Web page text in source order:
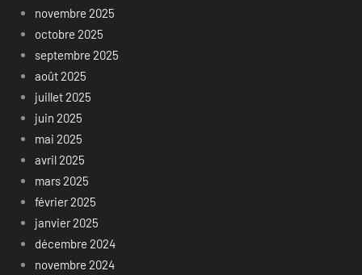
novembre 2025
octobre 2025
septembre 2025
août 2025
juillet 2025
juin 2025
mai 2025
avril 2025
mars 2025
février 2025
janvier 2025
décembre 2024
novembre 2024